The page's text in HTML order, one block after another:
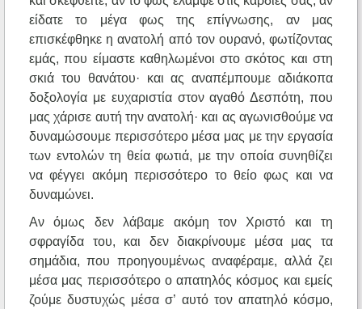
είδατε το μέγα φως της επίγνωσης, αν μας
επισκέφθηκε η ανατολή από τον ουρανό, φωτίζοντας
εμάς, που είμαστε καθηλωμένοι στο σκότος και στη
σκιά του θανάτου· και ας αναπέμπουμε αδιάκοπα
δοξολογία με ευχαριστία στον αγαθό Δεσπότη, που
μας χάρισε αυτή την ανατολή· και ας αγωνισθούμε να
δυναμώσουμε περισσότερο μέσα μας με την εργασία
των εντολών τη θεία φωτιά, με την οποία συνηθίζει
να φέγγει ακόμη περισσότερο το θείο φως και να
δυναμώνει.
Αν όμως δεν λάβαμε ακόμη τον Χριστό και τη
σφραγίδα του, και δεν διακρίνουμε μέσα μας τα
σημάδια, που προηγουμένως αναφέραμε, αλλά ζει
μέσα μας περισσότερο ο απατηλός κόσμος και εμείς
ζούμε δυστυχώς μέσα σ’ αυτό τον απατηλό κόσμο,